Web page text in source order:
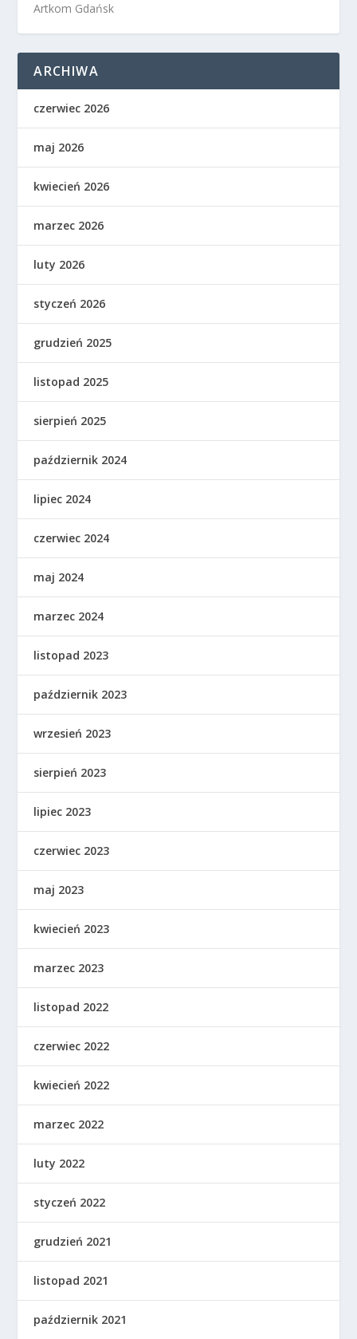
Artkom Gdańsk
ARCHIWA
czerwiec 2026
maj 2026
kwiecień 2026
marzec 2026
luty 2026
styczeń 2026
grudzień 2025
listopad 2025
sierpień 2025
październik 2024
lipiec 2024
czerwiec 2024
maj 2024
marzec 2024
listopad 2023
październik 2023
wrzesień 2023
sierpień 2023
lipiec 2023
czerwiec 2023
maj 2023
kwiecień 2023
marzec 2023
listopad 2022
czerwiec 2022
kwiecień 2022
marzec 2022
luty 2022
styczeń 2022
grudzień 2021
listopad 2021
październik 2021